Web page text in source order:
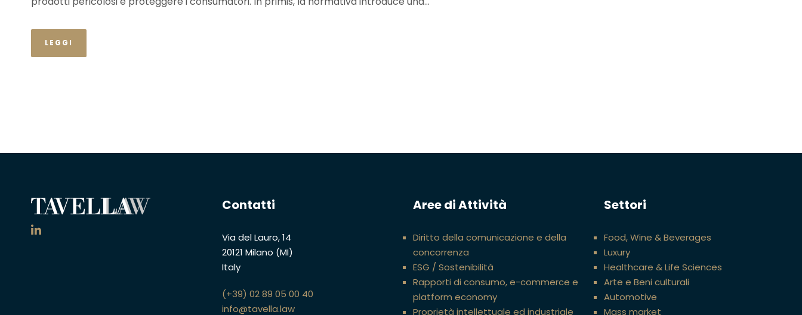
LEGGI
Contatti
Via del Lauro, 14
20121 Milano (MI)
Italy
(+39) 02 89 05 00 40
info@tavella.law
Aree di Attività
Diritto della comunicazione e della
concorrenza
ESG / Sostenibilità
Rapporti di consumo, e-commerce e
platform economy
Proprietà intellettuale ed industriale
Settori
Food, Wine & Beverages
Luxury
Healthcare & Life Sciences
Arte e Beni culturali
Automotive
Mass market